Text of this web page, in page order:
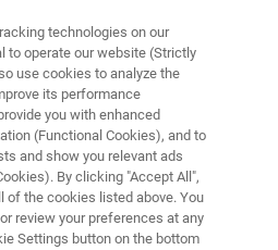
料の元素分布・
technologies on our
to operate our website (Strictly
use cookies to analyze the
its performance
you with enhanced
(Functional Cookies), and to
and show you relevant ads
By clicking "Accept All",
of the cookies listed above. You
review your preferences at any
Settings button on the bottom